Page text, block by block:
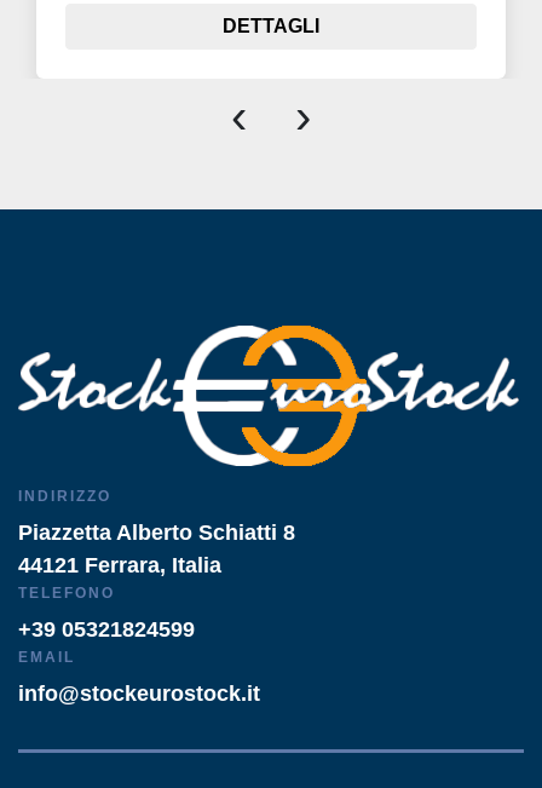
DETTAGLI
‹ ›
INDIRIZZO
Piazzetta Alberto Schiatti 8
44121 Ferrara, Italia
TELEFONO
+39 05321824599
EMAIL
info@stockeurostock.it